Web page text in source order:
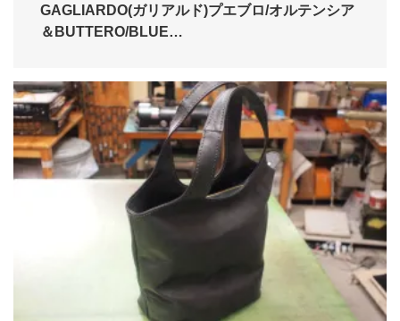
GAGLIARDO(ガリアルド)プエブロ/オルテンシア
＆BUTTERO/BLUE…